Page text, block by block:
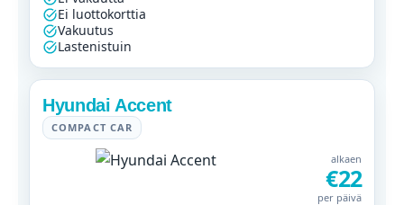
Ei luottokorttia
Vakuutus
Lastenistuin
Hyundai Accent
COMPACT CAR
alkaen
€22
per päivä